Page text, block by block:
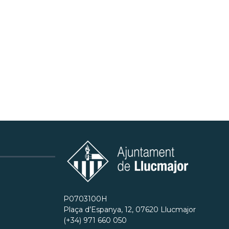
P0703100H
Plaça d’Espanya, 12, 07620 Llucmajor
(+34) 971 660 050